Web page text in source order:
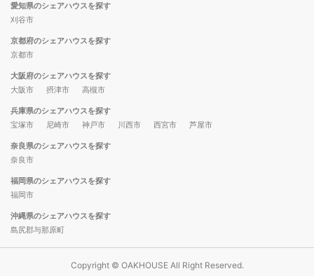
愛知県のシェアハウスを探す
刈谷市
京都府のシェアハウスを探す
京都市
大阪府のシェアハウスを探す
大阪市
摂津市 高槻市
兵庫県のシェアハウスを探す
宝塚市
尼崎市 神戸市 川西市 西宮市 芦屋市
奈良県のシェアハウスを探す
奈良市
福岡県のシェアハウスを探す
福岡市
沖縄県のシェアハウスを探す
島尻郡与那原町
Copyright © OAKHOUSE All Right Reserved.